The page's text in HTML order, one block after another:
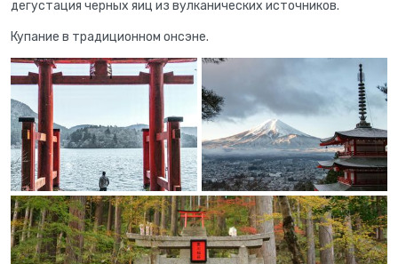
дегустация черных яиц из вулканических источников.
Купание в традиционном онсэне.